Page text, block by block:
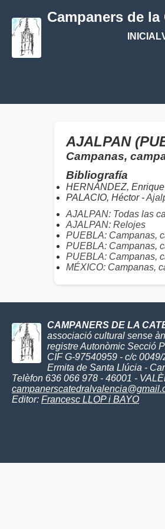
Campaners de
INICIAL
AJALPAN
Campanas,
Bibliografía
HERNÁNDEZ,
PALACIO, Héctor -
AJALPAN: Todas las
AJALPAN: Relojes
PUEBLA: Campanas,
PUEBLA: Campanas,
PUEBLA: Campanas,
MÉXICO: Campanas,
CAMPANERS DE LA
associació cultural sense
registre Autonòmic Secció
CIF G-97540959 - c/c
Ermita de Santa Llúcia -
Telèfon 636 066 978 - 46001 -
Editor: Francesc LLOP i BAYO